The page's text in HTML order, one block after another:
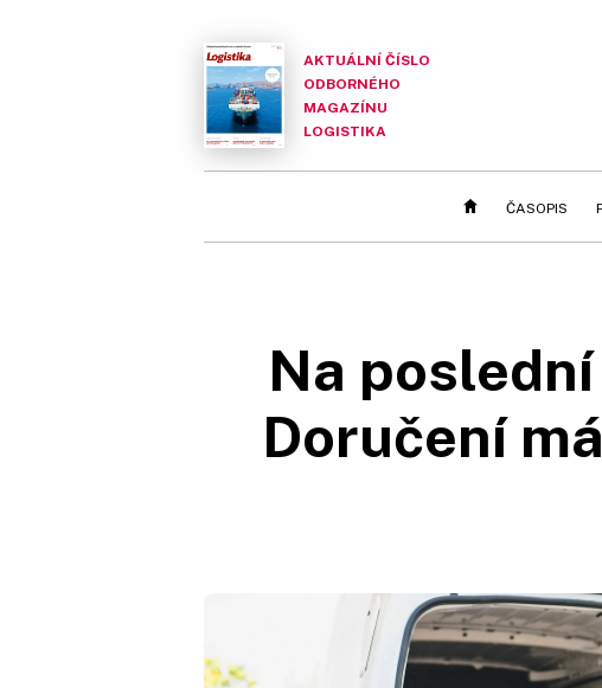
AKTUÁLNÍ ČÍSLO
ODBORNÉHO
MAGAZÍNU
LOGISTIKA
ČASOPIS
Na
Doručení